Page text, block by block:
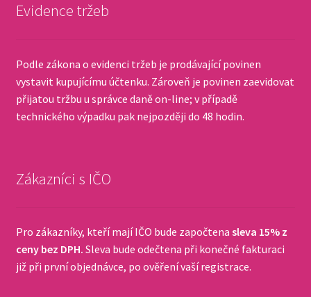
Evidence tržeb
Podle zákona o evidenci tržeb je prodávající povinen
vystavit kupujícímu účtenku. Zároveň je povinen zaevidovat
přijatou tržbu u správce daně on-line; v případě
technického výpadku pak nejpozději do 48 hodin.
Zákazníci s IČO
Pro zákazníky, kteří mají IČO bude započtena sleva 15% z
ceny bez DPH. Sleva bude odečtena při konečné fakturaci
již při první objednávce, po ověření vaší registrace.